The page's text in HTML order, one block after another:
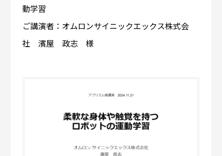
動学習
ご講演者：オムロンサイニックエックス株式会
社 濱屋 政志 様